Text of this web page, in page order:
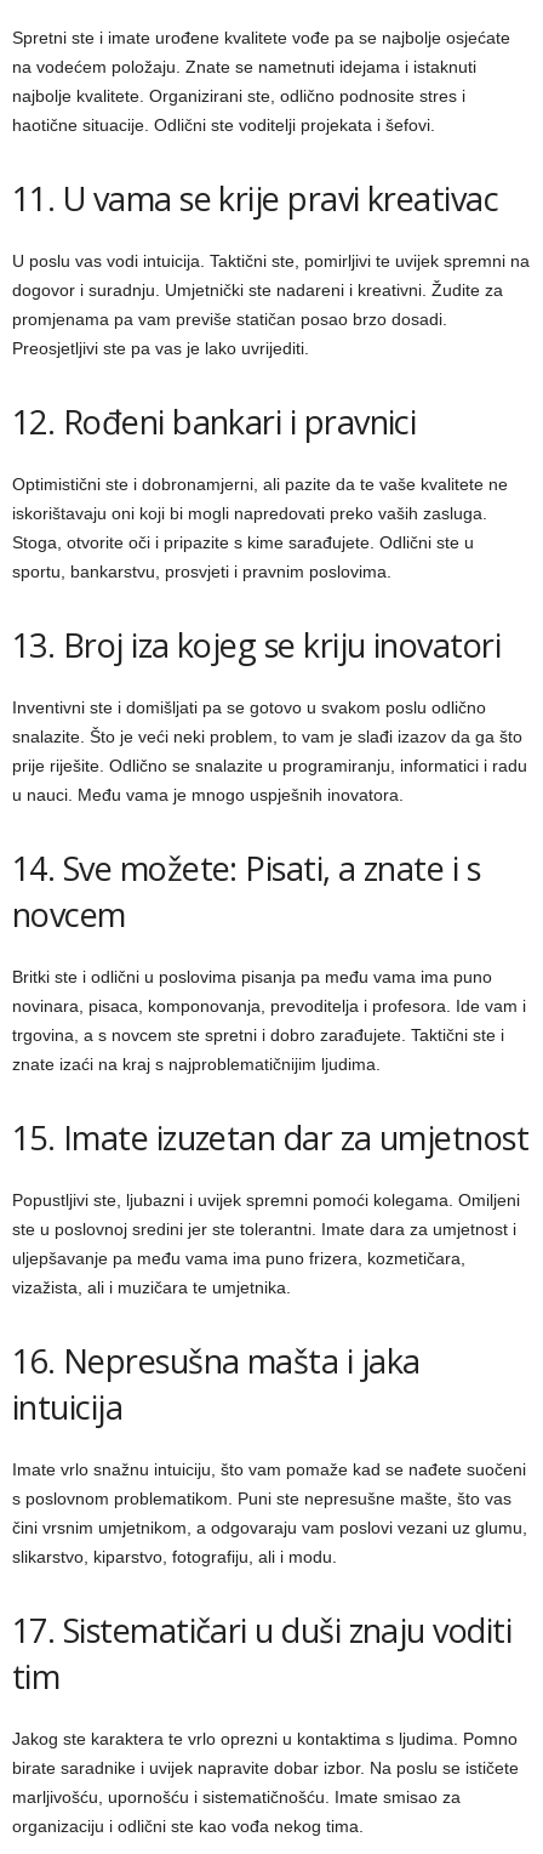
Spretni ste i imate urođene kvalitete vođe pa se najbolje osjećate
na vodećem položaju. Znate se nametnuti idejama i istaknuti
najbolje kvalitete. Organizirani ste, odlično podnosite stres i
haotične situacije. Odlični ste voditelji projekata i šefovi.
11. U vama se krije pravi kreativac
U poslu vas vodi intuicija. Taktični ste, pomirljivi te uvijek spremni na
dogovor i suradnju. Umjetnički ste nadareni i kreativni. Žudite za
promjenama pa vam previše statičan posao brzo dosadi.
Preosjetljivi ste pa vas je lako uvrijediti.
12. Rođeni bankari i pravnici
Optimistični ste i dobronamjerni, ali pazite da te vaše kvalitete ne
iskorištavaju oni koji bi mogli napredovati preko vaših zasluga.
Stoga, otvorite oči i pripazite s kime sarađujete. Odlični ste u
sportu, bankarstvu, prosvjeti i pravnim poslovima.
13. Broj iza kojeg se kriju inovatori
Inventivni ste i domišljati pa se gotovo u svakom poslu odlično
snalazite. Što je veći neki problem, to vam je slađi izazov da ga što
prije riješite. Odlično se snalazite u programiranju, informatici i radu
u nauci. Među vama je mnogo uspješnih inovatora.
14. Sve možete: Pisati, a znate i s
novcem
Britki ste i odlični u poslovima pisanja pa među vama ima puno
novinara, pisaca, komponovanja, prevoditelja i profesora. Ide vam i
trgovina, a s novcem ste spretni i dobro zarađujete. Taktični ste i
znate izaći na kraj s najproblematičnijim ljudima.
15. Imate izuzetan dar za umjetnost
Popustljivi ste, ljubazni i uvijek spremni pomoći kolegama. Omiljeni
ste u poslovnoj sredini jer ste tolerantni. Imate dara za umjetnost i
uljepšavanje pa među vama ima puno frizera, kozmetičara,
vizažista, ali i muzičara te umjetnika.
16. Nepresušna mašta i jaka
intuicija
Imate vrlo snažnu intuiciju, što vam pomaže kad se nađete suočeni
s poslovnom problematikom. Puni ste nepresušne mašte, što vas
čini vrsnim umjetnikom, a odgovaraju vam poslovi vezani uz glumu,
slikarstvo, kiparstvo, fotografiju, ali i modu.
17. Sistematičari u duši znaju voditi
tim
Jakog ste karaktera te vrlo oprezni u kontaktima s ljudima. Pomno
birate saradnike i uvijek napravite dobar izbor. Na poslu se ističete
marljivošću, upornošću i sistematičnošću. Imate smisao za
organizaciju i odlični ste kao vođa nekog tima.